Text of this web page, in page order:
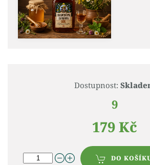
Dostupnost:
9
179 Kč
DO